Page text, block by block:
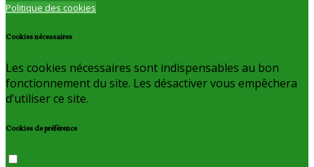
Politique des cookies
Cookies nécessaires
Les cookies nécessaires sont indispensables au bon
fonctionnement du site. Les désactiver vous empêchera
d’utiliser ce site.
Cookies de préférence